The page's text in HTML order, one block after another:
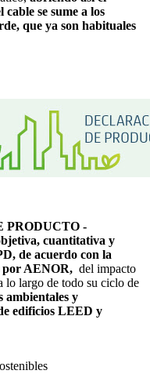
se sume a los
que ya son habituales
-
cuantitativa y
de acuerdo con la
por AENOR, del impacto
lo largo de todo su ciclo de
ambientales y
edificios LEED y